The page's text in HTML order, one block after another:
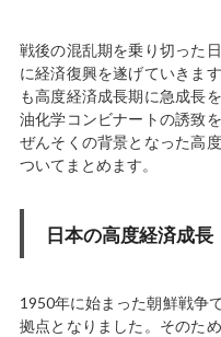
戦後の混乱期を乗り切った
に経済復興を遂げていきま
も高度経済成長期に急成長
油化学コンビナートの誘致
ぜんそくの背景となった高
ついてまとめます。
日本の高度経済成長
1950年に始まった朝鮮戦争
拠点となりました。そのた